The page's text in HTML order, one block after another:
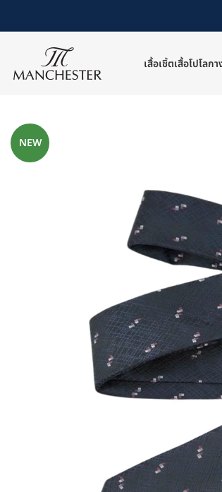
เสื้อเชิ้ตเสื้อโปโลกา
หน้าหลัก/ เครื่องแต่งกายอื่นๆ
NEW